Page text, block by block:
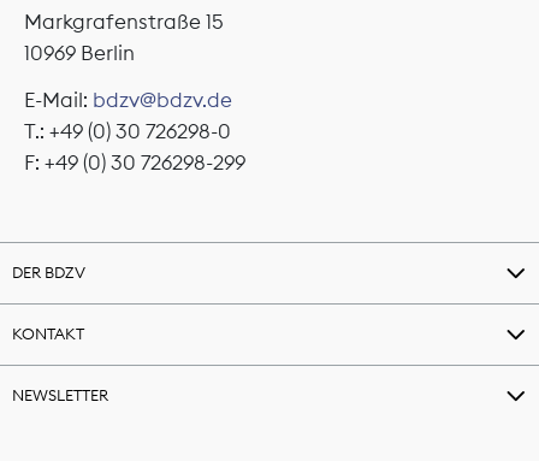
Markgrafenstraße 15
10969 Berlin
E-Mail: bdzv@bdzv.de
T.: +49 (0) 30 726298-0
F: +49 (0) 30 726298-299
DER BDZV
KONTAKT
NEWSLETTER